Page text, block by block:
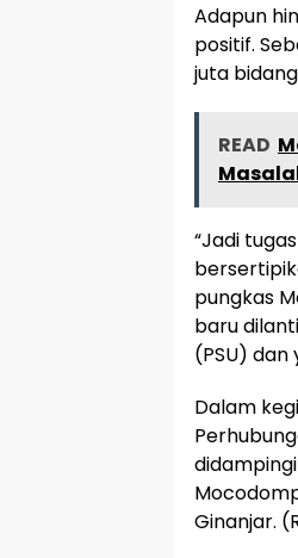
Adapun
positif.
juta
READ
“Jadi
pungkas
baru
(PSU)
Dalam
Ginanjar.